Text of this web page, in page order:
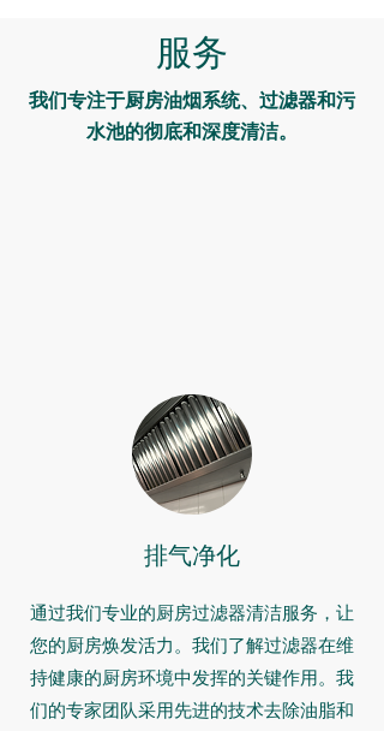
服务
我们专注于厨房油烟系统、过滤器和污
水池的彻底和深度清洁。
排气净化
通过我们专业的厨房过滤器清洁服务，让
您的厨房焕发活力。我们了解过滤器在维
持健康的厨房环境中发挥的关键作用。我
们的专家团队采用先进的技术去除油脂和